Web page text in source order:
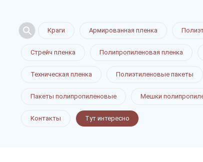
Краги Армированная пленка
Стрейч пленка Полипропиленовая пленка
Техническая пленка Полиэтиленовые пакеты
Пакеты полипропиленовые Мешки
Контакты Тут интересно